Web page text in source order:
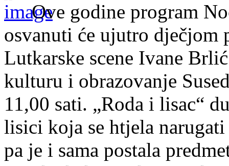
Ove godine program
osvanuti će ujutro dječjom
Lutkarske scene Ivane
kulturu i obrazovanje
11,00 sati. „Roda i lisac“
lisici koja se htjela
pa je i sama postala